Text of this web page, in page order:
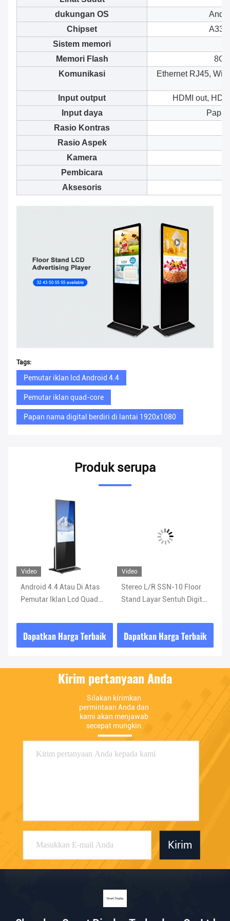
dukungan OS
Chipset
A33/
Sistem memori
Memori Flash
Komunikasi
Ethernet RJ45, Wi-
Input output
HDMI out,
Input daya
Rasio Kontras
Rasio Aspek
Kamera
Pembicara
Aksesoris
Tags:
Pemutar iklan lcd Android 4.4
Pemutar iklan quad-core
Papan nama digital berdiri di lantai 1920x1080
Produk serupa
Video
Android 4.4 Atau Di Atas
Pemutar Iklan Lcd Quad
Dapatkan Harga Terbaik
Video
Stereo L/R SSN-10 Floor
Stand Layar Sentuh Digital
Dapatkan Harga Terbaik
Kirim pertanyaan Anda
Silakan kirimkan
permintaan Anda dan
kami akan menjawab
secepat mungkin.
Kirim